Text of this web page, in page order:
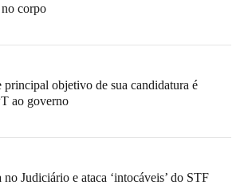
corpo
principal objetivo de sua candidatura é
ao governo
Judiciário e ataca ‘intocáveis’ do STF